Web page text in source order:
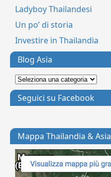
Ladyboy Thailandesi
Un po’ di storia
Investire in Thailandia
Blog Asia
Seguici su Facebook
Mappa Thailandia & Asia